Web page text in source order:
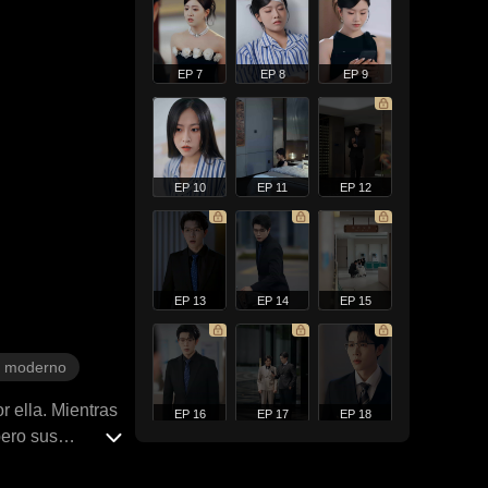
moderno
ella. Mientras
sus
EP 7 EP 8 EP 9
EP 10 EP 11 EP 12
EP 13 EP 14 EP 15
EP 16 EP 17 EP 18